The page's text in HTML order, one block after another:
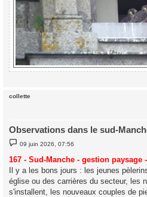
collette
Observations dans le sud-
M
e
s
s
a
g
e
09 juin 2026, 07:56
167 - Sud-Manche - gestion
Il y a les bons jours : les jeunes
église ou des carrières du secteur, les
s'installent, les nouveaux couples de